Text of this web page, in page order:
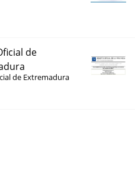
de
de Extremadura